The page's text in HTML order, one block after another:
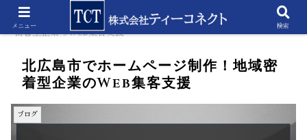
ホーム ブログ
北広島市でホームページ制作！地域
密着型企業のWeb集客支援
北広島市でホームページ制作！地域密
着型企業のWeb集客支援
ブログ
メニュー 検索